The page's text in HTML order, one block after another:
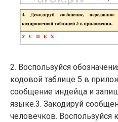
2. Воспользуйся
кодовой таблице 5 в
сообщение индейца и
языке.3. Закодируй
человечков. Воспользуйся